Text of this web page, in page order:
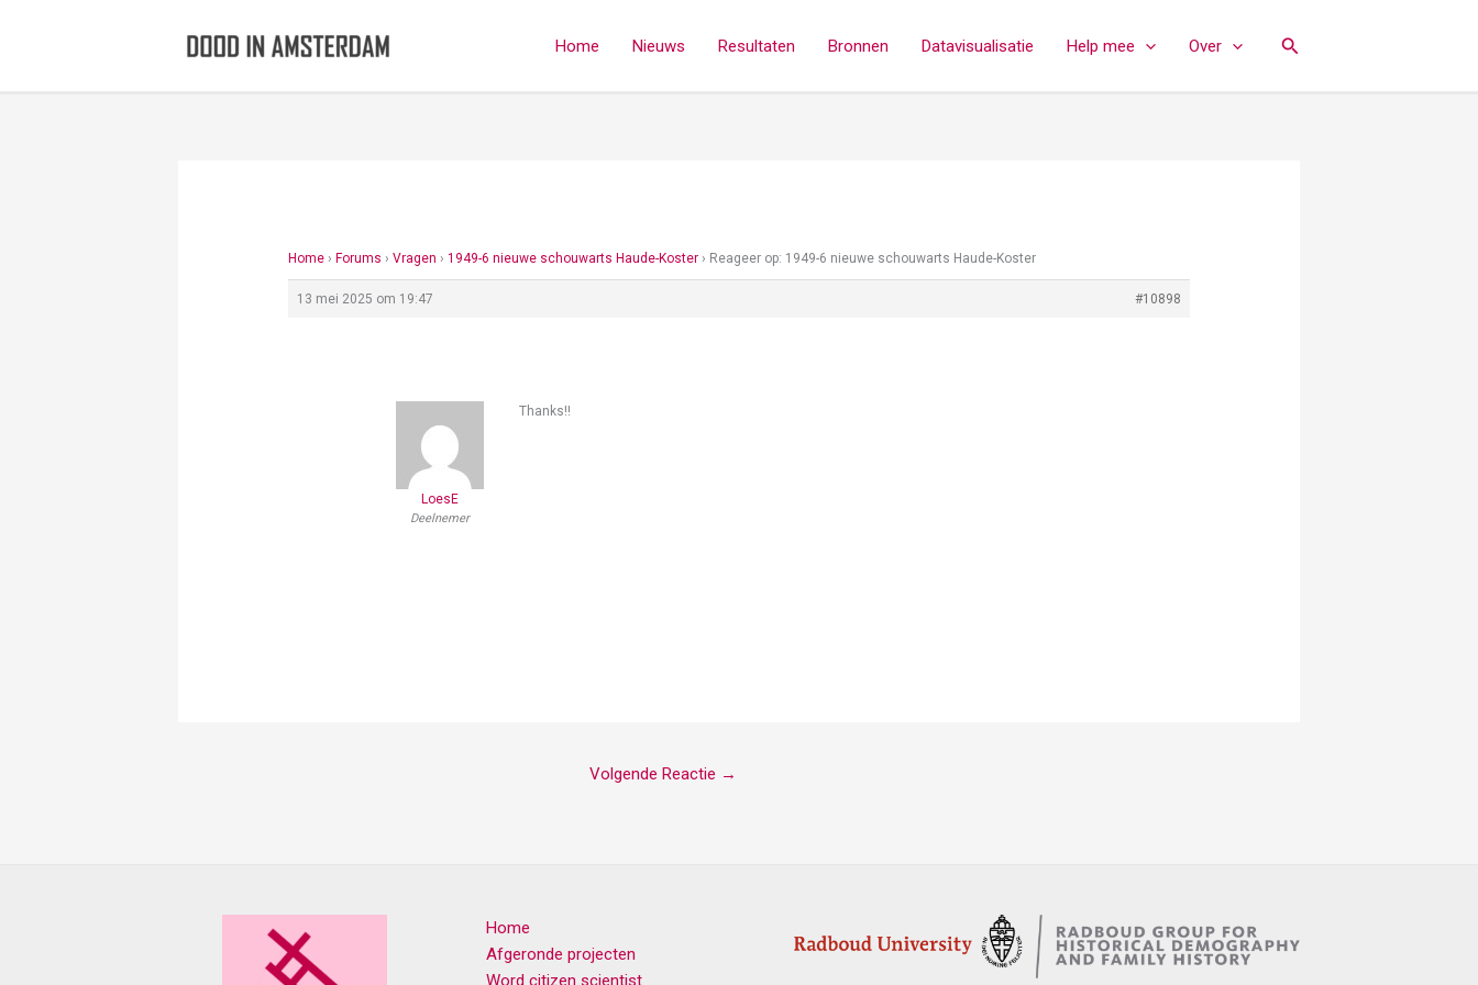
Home Nieuws Resultaten Bronnen Datavisualisatie Help mee Over Zoeken
Home › Forums › Vragen › 1949-6 nieuwe schouwarts Haude-Koster › Reageer op: 1949-6 nieuwe schouwarts Haude-Koster
13 mei 2025 om 19:47 #10898
LoesE
Deelnemer
Thanks!!
Volgende Reactie →
Home
Afgeronde projecten
Word citizen scientist